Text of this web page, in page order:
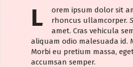
L
orem ipsum dolor sit
rhoncus ullamcorper.
amet. Cras vehicula
aliquam odio malesuada id.
Morbi eu pretium massa,
accumsan semper.